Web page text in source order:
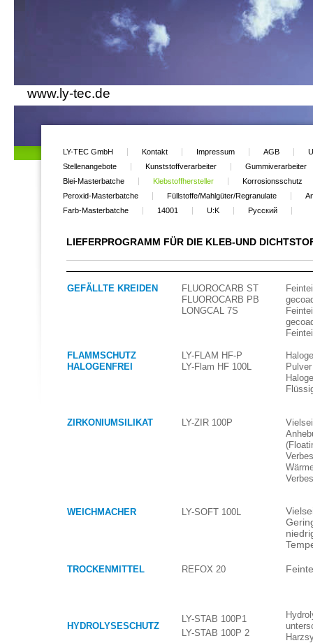
www.ly-tec.de
LY-TEC GmbH Kontakt Impressum AGB
Stellenangebote
Kunststoffverarbeiter
Gummiverarbeiter
Blei-Masterbatche
Klebstoffhersteller
Korrosionsschutz
Peroxid-Masterbatche
Füllstoffe/Mahlgüter/Regranulate
Farb-Masterbatche
14001 U:K Русский
LIEFERPROGRAMM FÜR DIE KLEB-UND
GEFÄLLTE KREIDEN
FLUOROCARB ST
FLUOROCARB PB
LONGCAL 7S
FLAMMSCHUTZ
HALOGENFREI
LY-FLAM HF-P
LY-Flam HF 100L
Pulver
ZIRKONIUMSILIKAT LY-ZIR 100P
WEICHMACHER LY-SOFT 100L
TROCKENMITTEL REFOX 20
HYDROLYSESCHUTZ
LY-STAB 100P1
LY-STAB 100P 2